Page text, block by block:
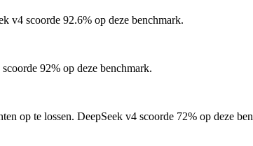
v4 scoorde 92.6% op deze benchmark.
92% op deze benchmark.
op te lossen. DeepSeek v4 scoorde 72% op deze